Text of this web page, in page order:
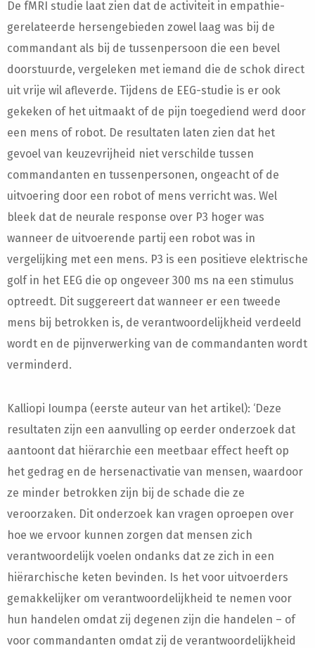
De fMRI studie laat zien dat de activiteit in empathie-
gerelateerde hersengebieden zowel laag was bij de
commandant als bij de tussenpersoon die een bevel
doorstuurde, vergeleken met iemand die de schok direct
uit vrije wil afleverde. Tijdens de EEG-studie is er ook
gekeken of het uitmaakt of de pijn toegediend werd door
een mens of robot. De resultaten laten zien dat het
gevoel van keuzevrijheid niet verschilde tussen
commandanten en tussenpersonen, ongeacht of de
uitvoering door een robot of mens verricht was. Wel
bleek dat de neurale response over P3 hoger was
wanneer de uitvoerende partij een robot was in
vergelijking met een mens. P3 is een positieve elektrische
golf in het EEG die op ongeveer 300 ms na een stimulus
optreedt. Dit suggereert dat wanneer er een tweede
mens bij betrokken is, de verantwoordelijkheid verdeeld
wordt en de pijnverwerking van de commandanten wordt
verminderd.
Kalliopi Ioumpa (eerste auteur van het artikel): ‘Deze
resultaten zijn een aanvulling op eerder onderzoek dat
aantoont dat hiërarchie een meetbaar effect heeft op
het gedrag en de hersenactivatie van mensen, waardoor
ze minder betrokken zijn bij de schade die ze
veroorzaken. Dit onderzoek kan vragen oproepen over
hoe we ervoor kunnen zorgen dat mensen zich
verantwoordelijk voelen ondanks dat ze zich in een
hiërarchische keten bevinden. Is het voor uitvoerders
gemakkelijker om verantwoordelijkheid te nemen voor
hun handelen omdat zij degenen zijn die handelen – of
voor commandanten omdat zij de verantwoordelijkheid